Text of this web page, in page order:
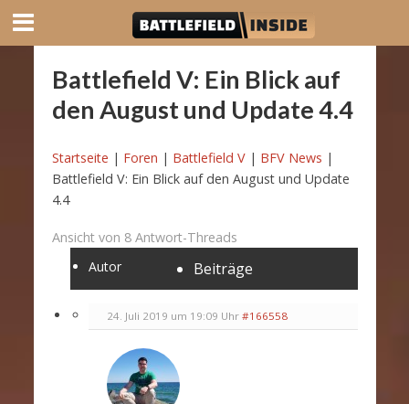
Battlefield V: Ein Blick auf
den August und Update 4.4
Startseite | Foren | Battlefield V | BFV News |
Battlefield V: Ein Blick auf den August und Update
4.4
Ansicht von 8 Antwort-Threads
Autor
Beiträge
24. Juli 2019 um 19:09 Uhr #166558